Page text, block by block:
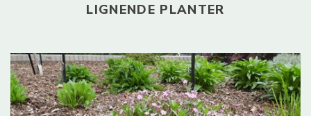
LIGNENDE PLANTER